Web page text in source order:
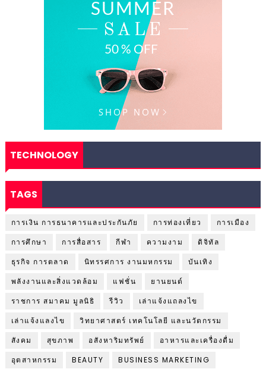
TECHNOLOGY
TAGS
การเงิน การธนาคารและประกันภัย การท่องเที่ยว
การเมือง
การศึกษา
การสื่อสาร กีฬา ความงาม
ดิจิทัล
ธุรกิจ การตลาด
นิทรรศการ งานมหกรรม
บันเทิง
พลังงานและสิ่งแวดล้อม
แฟชั่น
ยานยนต์
ราชการ สมาคม มูลนิธิ
รีวิว
เล่าแจ้งแถลงไข
เล่าแจ้งแลงไข
วิทยาศาสตร์ เทคโนโลยี และนวัตกรรม
สังคม
สุขภาพ อสังหาริมทรัพย์
อาหารและเครื่องดื่ม
อุตสาหกรรม
BEAUTY
BUSINESS MARKETING